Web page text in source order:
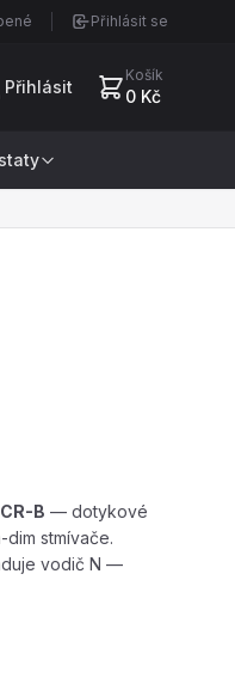
Přihlásit se
Přihlásit
Košík
0 Kč
B — dotykové
stmívače.
vodič N —